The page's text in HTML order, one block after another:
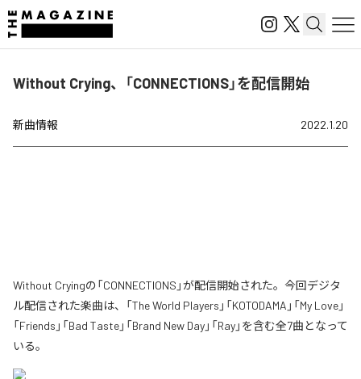
Without Crying、「CONNECTIONS」を配信開始
新曲情報 2022.1.20
Without Cryingの「CONNECTIONS」が配信開始された。今回デジタ
ル配信された楽曲は、「The World Players」「KOTODAMA」「My Love」
「Friends」「Bad Taste」「Brand New Day」「Ray」を含む全7曲となって
いる。